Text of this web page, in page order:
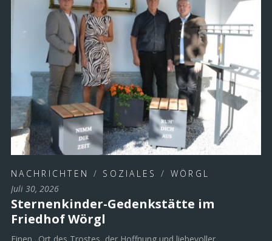
NACHRICHTEN / SOZIALES / WÖRGL
Juli 30, 2026
Sternenkinder-Gedenkstätte im
Friedhof Wörgl
Einen „Ort des Trostes, der Hoffnung und liebevoller